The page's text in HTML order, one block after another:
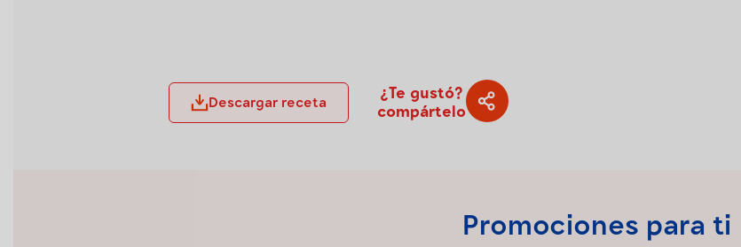
Descargar receta
¿Te gustó?
compártelo
Promociones para ti